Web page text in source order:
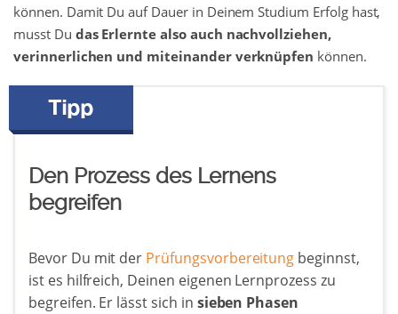
können. Damit Du auf Dauer in Deinem Studium Erfolg hast,
musst Du das Erlernte also auch nachvollziehen,
verinnerlichen und miteinander verknüpfen können.
Den Prozess des Lernens
begreifen
Bevor Du mit der Prüfungsvorbereitung beginnst,
ist es hilfreich, Deinen eigenen Lernprozess zu
begreifen. Er lässt sich in sieben Phasen